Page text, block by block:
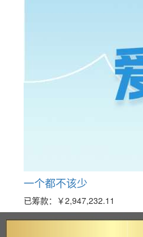
一个都不该少
已筹款： ￥2,947,232.11